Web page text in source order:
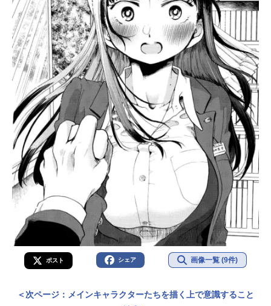
ポスト シェア 画像一覧 (9件)
＜次ページ：メインキャラクターたちを描く上で意識すること